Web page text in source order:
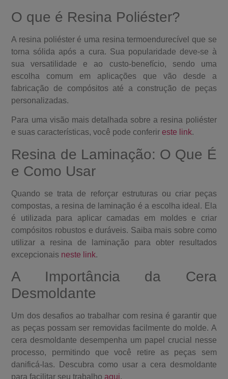
O que é Resina Poliéster?
A resina poliéster é uma resina termoendurecível que se
torna sólida após a cura. Sua popularidade deve-se à
sua versatilidade e ao custo-benefício, sendo uma
escolha comum em aplicações que vão desde a
fabricação de compósitos até a construção de peças
personalizadas.
Para uma visão mais detalhada sobre a resina poliéster
e suas características, você pode conferireste link.
Resina de Laminação: O Que É
e Como Usar
Quando se trata de reforçar estruturas ou criar peças
compostas, a resina de laminação é a escolha ideal. Ela
é utilizada para aplicar camadas em moldes e criar
compósitos robustos e duráveis. Saiba mais sobre como
utilizar a resina de laminação para obter resultados
excepcionais neste link.
A Importância da Cera
Desmoldante
Um dos desafios ao trabalhar com resina é garantir que
as peças possam ser removidas facilmente do molde. A
cera desmoldante desempenha um papel crucial nesse
processo, permitindo que você retire as peças sem
danificá-las. Descubra como usar a cera desmoldante
para facilitar seu trabalhoaqui.